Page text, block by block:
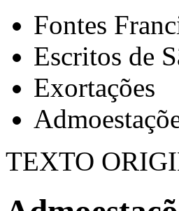
Fontes
Escritos de
Exortações
TEXTO